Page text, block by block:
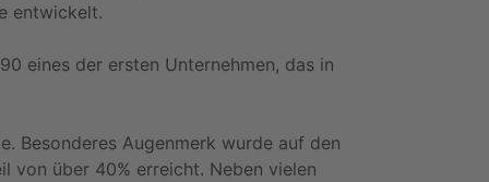
entwickelt.
eines der ersten Unternehmen, das in
Besonderes Augenmerk wurde auf den
von über 40% erreicht. Neben vielen